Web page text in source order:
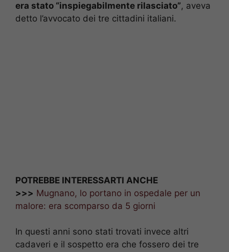
era stato “inspiegabilmente rilasciato”, aveva
detto l’avvocato dei tre cittadini italiani.
POTREBBE INTERESSARTI ANCHE
>>> Mugnano, lo portano in ospedale per un
malore: era scomparso da 5 giorni
In questi anni sono stati trovati invece altri
cadaveri e il sospetto era che fossero dei tre